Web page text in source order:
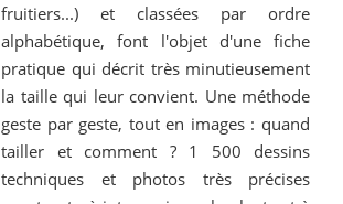
fruitiers...) et classées par ordre
alphabétique, font l'objet d'une fiche
pratique qui décrit très minutieusement
la taille qui leur convient. Une méthode
geste par geste, tout en images : quand
tailler et comment ? 1 500 dessins
techniques et photos très précises